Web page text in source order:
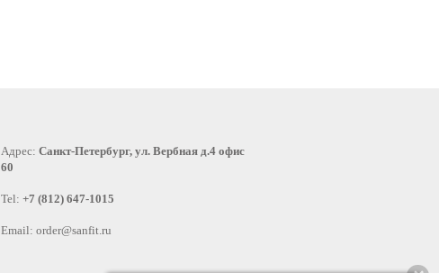
Адрес: Санкт-Петербург, ул. Вербная д.4 офис
60
Tel: +7 (812) 647-1015
Email: order@sanfit.ru